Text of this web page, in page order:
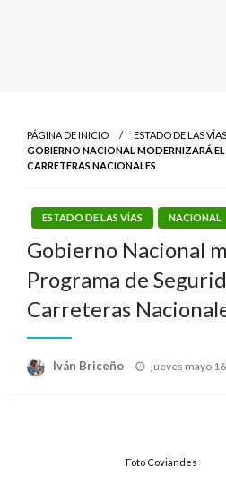
PÁGINA DE INICIO
ESTADO DE LAS VÍAS
GOBIERNO NACIONAL MODERNIZARÁ
CARRETERAS NACIONALES
ESTADO DE LAS VÍAS NACIONAL
Gobierno Nacional
Programa de
Carreteras
Iván Briceño
Publicado
jueves mayo
Foto Coviandes